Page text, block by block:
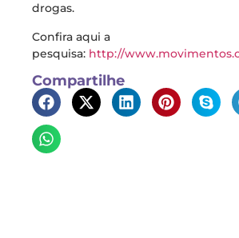
drogas.
Confira aqui a
pesquisa: http://
Compartilhe